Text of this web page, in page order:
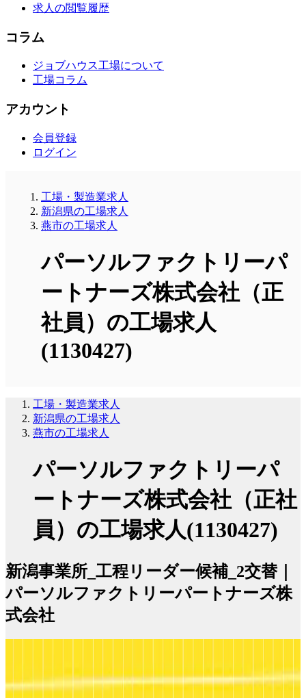
求人の閲覧履歴
コラム
ジョブハウス工場について
工場コラム
アカウント
会員登録
ログイン
工場・製造業求人
新潟県の工場求人
燕市の工場求人
パーソルファクトリーパ
ートナーズ株式会社（正
社員）の工場求人
(1130427)
工場・製造業求人
新潟県の工場求人
燕市の工場求人
パーソルファクトリーパ
ートナーズ株式会社（正社
員）の工場求人(1130427)
新潟事業所_工程リーダー候補_2交替｜
パーソルファクトリーパートナーズ株
式会社